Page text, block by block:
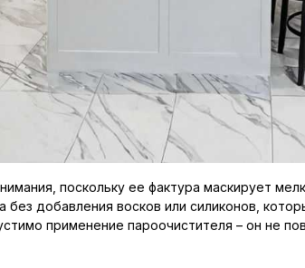
поскольку ее фактура маскирует
добавления восков или силиконов,
применение пароочистителя – он не